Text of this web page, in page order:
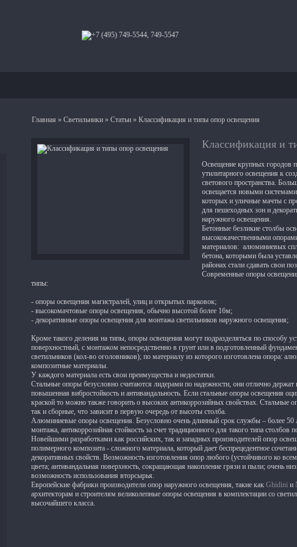
Главная » Светильники » Статьи » Классификация и типы опор освещения
Классификация и
Освещение крупных городов
утилитарного освещения к
светового пространства.
освещается новыми
которых и уличные мачты с
для пешеходных зон и
наружного освещения.
Бетонные безликие столбы
высококачественными
материалов: алюминиевых
бетона, которыми была
районах стали сдавать свои
Современные опоры
типы:
- опоры освещения магистралей, улиц и открытых парковок;
- высокомачтовые опоры освещения, обычно высотой более 16м;
- декоративные опоры освещения для монтажа светильников наружного освещения;
Кроме такого деления на типы, опоры освещения могут подразделяться по способу
поверхностный, с монтажом непосредственно в грунт или в подготовленный
светильников (кол-во оголовников); по материалу из которого изготовлена опора:
композитные материалы.
У каждого материала есть свои преимущества и недостатки.
Стальные опоры безусловно считаются лидерами по надежности, они отлично держат
повышенная вибростойкость и антивандальность. Если стальные опоры освещения
краской то можно также говорить о высоких антикоррозийных свойствах. Стальные
так и сборные, что зависит в первую очередь от высоты столба.
Алюминиевые опоры освещения. Безусловно очень длинный срок службы – более 50
монтажа, антикоррозийная стойкость за счет традиционного для такого типа
Новейшими разработками как российских, так и западных производителей опор
полимерного композита - сложного материала, который дает беспрецедентное
декоративных свойств. Возможность изготовления опор любого (устойчивого ко
цвета; антивандальная поверхность, сокращающая накопление грязи и пыли; очень
возможность использования вторсырья.
Европейские фабрики производители опор наружного освещения, такие как Ghidini и
архитекторам и строителям великолепные опоры освещения в комплектации со
высочайшего класса.